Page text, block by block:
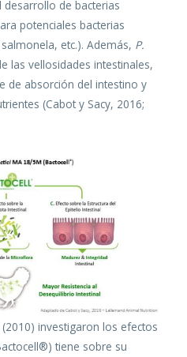
de bacterias
potenciales bacterias
etc.). Además, P.
las vellosidades intestinales,
de absorción del intestino y
(Cabot y Sacy, 2016;
investigaron los efectos
tiene sobre su